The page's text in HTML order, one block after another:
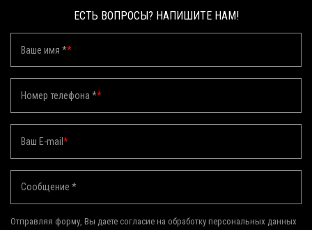
ЕСТЬ ВОПРОСЫ? НАПИШИТЕ НАМ!
Ваше имя **
Номер телефона **
Ваш E-mail *
Сообщение *
Отправляя форму, Вы даете согласие на обработку персональных данных